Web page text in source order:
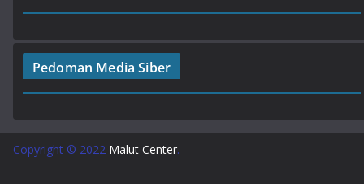
Pedoman Media Siber
Copyright © 2022 Malut Center.